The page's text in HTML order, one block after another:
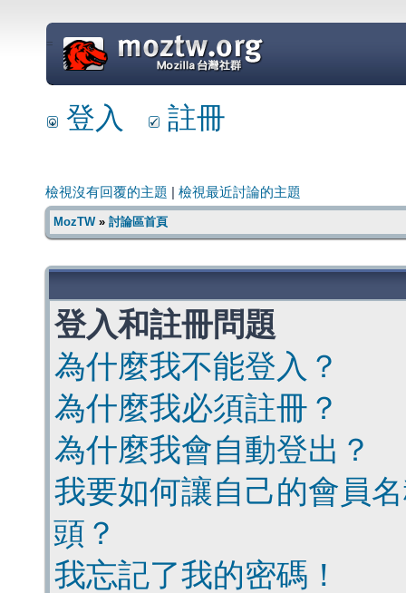
=
登入 註冊
檢視沒有回覆的主題 檢視最近討論的主題
MozTW» 討論區首頁
登入和註冊問題
為什麼我不能登入？
為什麼我必須註冊？
為什麼我會自動登出？
我要如何讓自己的會員
頭？
我忘記了我的密碼！